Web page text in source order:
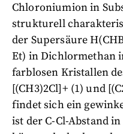
Chloroniumion in
strukturell
der Supersäure
Et) in Dichlormethan
farblosen Kristallen
[(CH3)2Cl]+ (1) und
findet sich ein
ist der C-Cl-Abstand